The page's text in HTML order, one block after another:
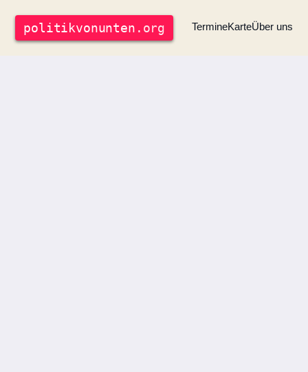
politikvonunten .org TermineKarteÜber uns